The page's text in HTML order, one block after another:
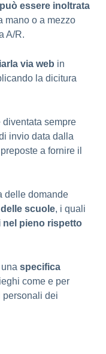
può essere inoltrata
mano o a mezzo
A/R.
via web in
la dicitura
sempre
invio data dalla
a fornire il
delle domande
scuole, i quali
nel pieno rispetto
specifica
come e per
personali dei